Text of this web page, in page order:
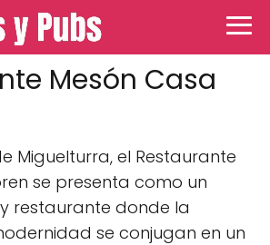
Mesón Casa
Miguelturra, el Restaurante
se presenta como un
restaurante donde la
se conjugan en un